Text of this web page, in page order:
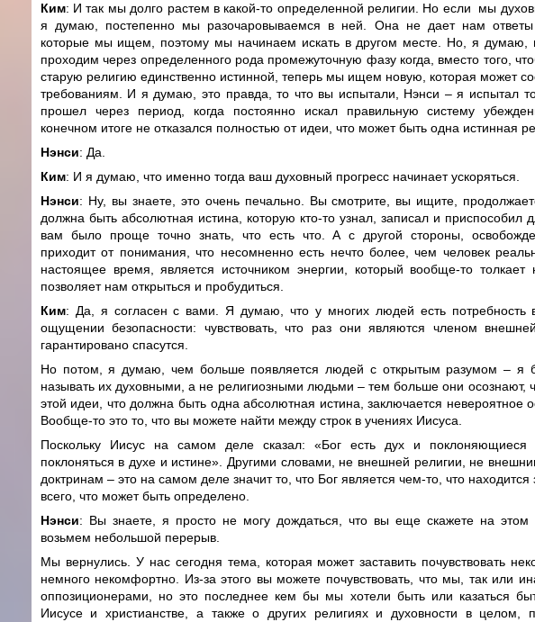
Ким: И так мы долго растем в какой-то определенной религии. Но если мы
я думаю, постепенно мы разочаровываемся в ней. Она не дает нам
которые мы ищем, поэтому мы начинаем искать в другом месте. Но, я думаю,
проходим через определенного рода промежуточную фазу когда, вместо того,
старую религию единственно истинной, теперь мы ищем новую, которая может
требованиям. И я думаю, это правда, то что вы испытали, Нэнси – я испытал
прошел через период, когда постоянно искал правильную систему
конечном итоге не отказался полностью от идеи, что может быть одна истинная
Нэнси: Да.
Ким: И я думаю, что именно тогда ваш духовный прогресс начинает ускоряться.
Нэнси: Ну, вы знаете, это очень печально. Вы смотрите, вы ищите,
должна быть абсолютная истина, которую кто-то узнал, записал и приспособил
вам было проще точно знать, что есть что. А с другой стороны,
приходит от понимания, что несомненно есть нечто более, чем человек
настоящее время, является источником энергии, который вообще-то толкает
позволяет нам открыться и пробудиться.
Ким: Да, я согласен с вами. Я думаю, что у многих людей есть потребность
ощущении безопасности: чувствовать, что раз они являются членом
гарантировано спасутся.
Но потом, я думаю, чем больше появляется людей с открытым разумом – я
называть их духовными, а не религиозными людьми – тем больше они осознают,
этой идеи, что должна быть одна абсолютная истина, заключается невероятное
Вообще-то это то, что вы можете найти между строк в учениях Иисуса.
Поскольку Иисус на самом деле сказал: «Бог есть дух и
поклоняться в духе и истине». Другими словами, не внешней религии, не
доктринам – это на самом деле значит то, что Бог является чем-то, что
всего, что может быть определено.
Нэнси: Вы знаете, я просто не могу дождаться, что вы еще скажете на этом
возьмем небольшой перерыв.
Мы вернулись. У нас сегодня тема, которая может заставить почувствовать
немного некомфортно. Из-за этого вы можете почувствовать, что мы, так или
оппозиционерами, но это последнее кем бы мы хотели быть или казаться
Иисусе и христианстве, а также о других религиях и духовности в целом,